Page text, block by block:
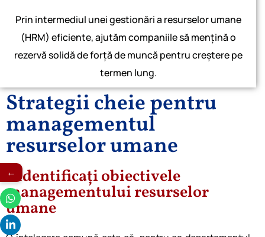
Prin intermediul unei gestionări a resurselor umane
(HRM) eficiente, ajutăm companiile să mențină o
rezervă solidă de forță de muncă pentru creștere pe
termen lung.
Strategii cheie pentru
managementul
resurselor umane
1.Identificați obiectivele
managementului resurselor
umane
←